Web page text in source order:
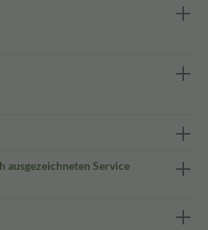
ausgezeichneten Service